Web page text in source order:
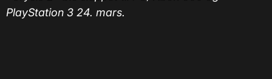
PlayStation 3 24. mars.